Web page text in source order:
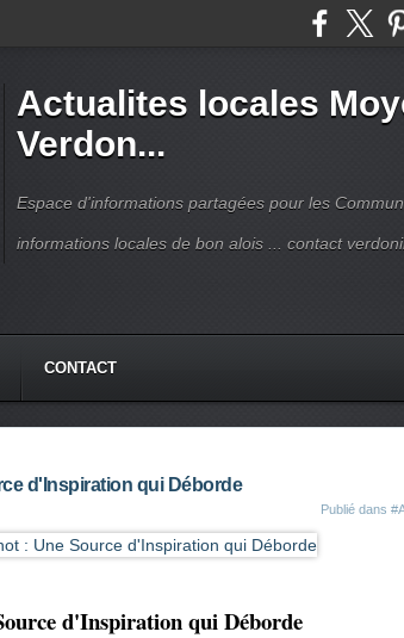
Actualites locales
Verdon...
Espace d'informations partagées pour les
informations locales de bon alois ... contact
CONTACT
d'Inspiration qui Déborde
Publié dans
d'Inspiration qui Déborde